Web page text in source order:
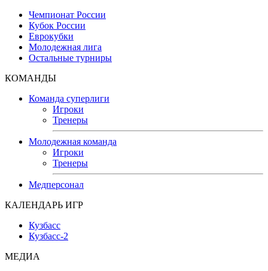
Чемпионат России
Кубок России
Еврокубки
Молодежная лига
Остальные турниры
КОМАНДЫ
Команда суперлиги
Игроки
Тренеры
Молодежная команда
Игроки
Тренеры
Медперсонал
КАЛЕНДАРЬ ИГР
Кузбасс
Кузбасс-2
МЕДИА